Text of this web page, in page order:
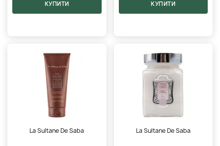
КУПИТИ КУПИТИ
La Sultane De Saba La Sultane De Saba